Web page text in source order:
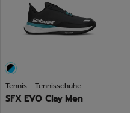
Tennis - Tennisschuhe
SFX EVO Clay Men